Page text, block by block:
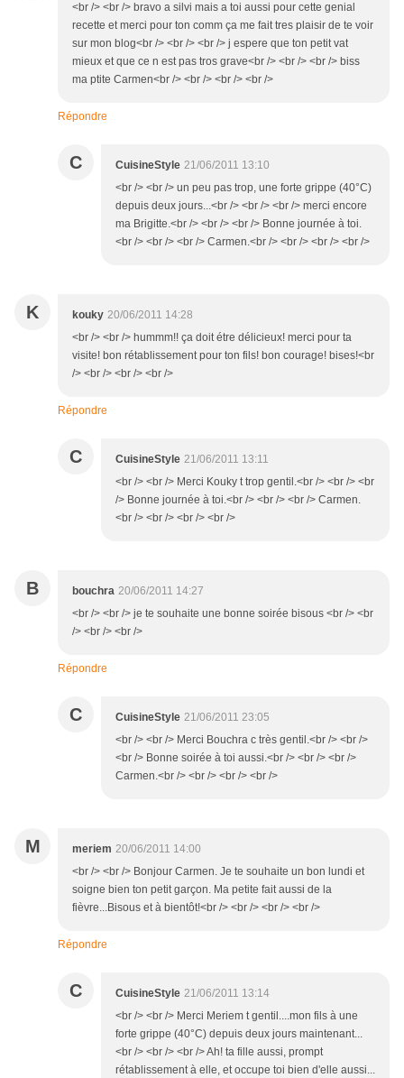
<br /> <br /> bravo a silvi mais a toi aussi pour cette genial
recette et merci pour ton comm ça me fait tres plaisir de te voir
sur mon blog<br /> <br /> <br /> j espere que ton petit vat
mieux et que ce n est pas tros grave<br /> <br /> <br /> biss
ma ptite Carmen<br /> <br /> <br /> <br />
Répondre
C CuisineStyle 21/06/2011 13:10
<br /> <br /> un peu pas trop, une forte grippe (40°C)
depuis deux jours...<br /> <br /> <br /> merci encore
ma Brigitte.<br /> <br /> <br /> Bonne journée à toi.
<br /> <br /> <br /> Carmen.<br /> <br /> <br /> <br />
K kouky 20/06/2011 14:28
<br /> <br /> hummm!! ça doit étre délicieux! merci pour ta
visite! bon rétablissement pour ton fils! bon courage! bises!<br
/> <br /> <br /> <br />
Répondre
C CuisineStyle 21/06/2011 13:11
<br /> <br /> Merci Kouky t trop gentil.<br /> <br /> <br
/> Bonne journée à toi.<br /> <br /> <br /> Carmen.
<br /> <br /> <br /> <br />
B bouchra 20/06/2011 14:27
<br /> <br /> je te souhaite une bonne soirée bisous <br /> <br
/> <br /> <br />
Répondre
C CuisineStyle 21/06/2011 23:05
<br /> <br /> Merci Bouchra c très gentil.<br /> <br />
<br /> Bonne soirée à toi aussi.<br /> <br /> <br />
Carmen.<br /> <br /> <br /> <br />
M meriem 20/06/2011 14:00
<br /> <br /> Bonjour Carmen. Je te souhaite un bon lundi et
soigne bien ton petit garçon. Ma petite fait aussi de la
fièvre...Bisous et à bientôt!<br /> <br /> <br /> <br />
Répondre
C CuisineStyle 21/06/2011 13:14
<br /> <br /> Merci Meriem t gentil....mon fils à une
forte grippe (40°C) depuis deux jours maintenant...
<br /> <br /> <br /> Ah! ta fille aussi, prompt
rétablissement à elle, et occupe toi bien d'elle aussi...